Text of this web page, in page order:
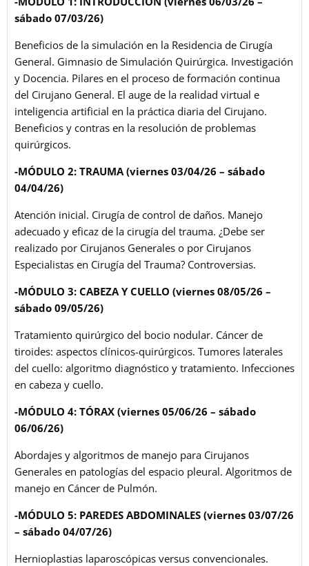
sábado 07/03/26)
Beneficios de la simulación en la Residencia de Cirugía
General. Gimnasio de Simulación Quirúrgica. Investigación
y Docencia. Pilares en el proceso de formación continua
del Cirujano General. El auge de la realidad virtual e
inteligencia artificial en la práctica diaria del Cirujano.
Beneficios y contras en la resolución de problemas
quirúrgicos.
-MÓDULO 2: TRAUMA (viernes 03/04/26 – sábado
04/04/26)
Atención inicial. Cirugía de control de daños. Manejo
adecuado y eficaz de la cirugía del trauma. ¿Debe ser
realizado por Cirujanos Generales o por Cirujanos
Especialistas en Cirugía del Trauma? Controversias.
-MÓDULO 3: CABEZA Y CUELLO (viernes 08/05/26 –
sábado 09/05/26)
Tratamiento quirúrgico del bocio nodular. Cáncer de
tiroides: aspectos clínicos-quirúrgicos. Tumores laterales
del cuello: algoritmo diagnóstico y tratamiento. Infecciones
en cabeza y cuello.
-MÓDULO 4: TÓRAX (viernes 05/06/26 – sábado
06/06/26)
Abordajes y algoritmos de manejo para Cirujanos
Generales en patologías del espacio pleural. Algoritmos de
manejo en Cáncer de Pulmón.
-MÓDULO 5: PAREDES ABDOMINALES (viernes 03/07/26
– sábado 04/07/26)
Hernioplastias laparoscópicas versus convencionales.